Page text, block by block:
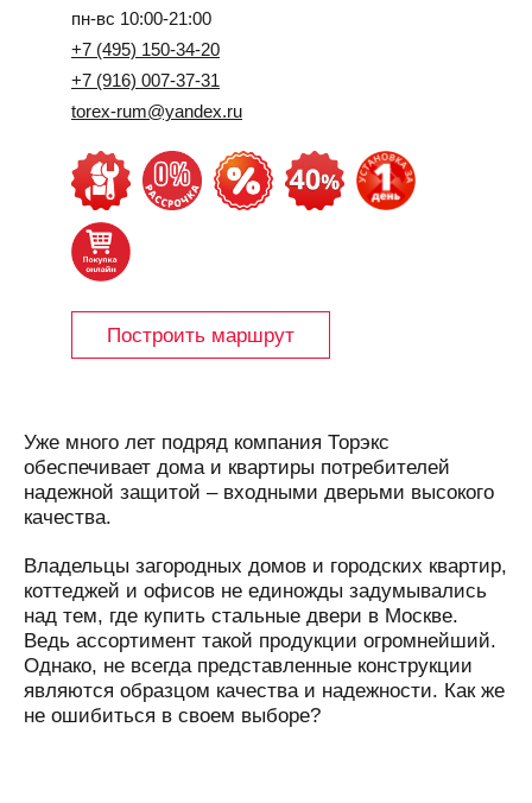
пн-вс 10:00-21:00
+7 (495) 150-34-20
+7 (916) 007-37-31
torex-rum@yandex.ru
Построить маршрут
Уже много лет подряд компания Торэкс
обеспечивает дома и квартиры потребителей
надежной защитой – входными дверьми высокого
качества.
Владельцы загородных домов и городских квартир,
коттеджей и офисов не единожды задумывались
над тем, где купить стальные двери в Москве.
Ведь ассортимент такой продукции огромнейший.
Однако, не всегда представленные конструкции
являются образцом качества и надежности. Как же
не ошибиться в своем выборе?